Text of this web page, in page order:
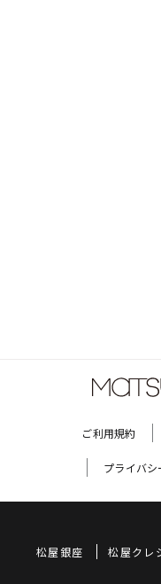
ご利用規約
プライバシ
松屋銀座 松屋クレ